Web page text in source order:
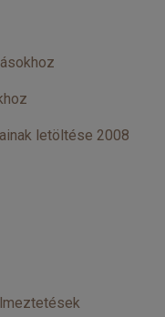
letöltése 2008